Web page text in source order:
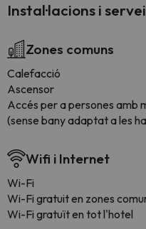
Instal·lacions i
Zones comuns
Calefacció
Ascensor
Accés per a persones amb
(sense bany adaptat a les
Wifi i Internet
Wi-Fi
Wi-Fi gratuit en zones
Wi-Fi gratuït en tot l'hotel